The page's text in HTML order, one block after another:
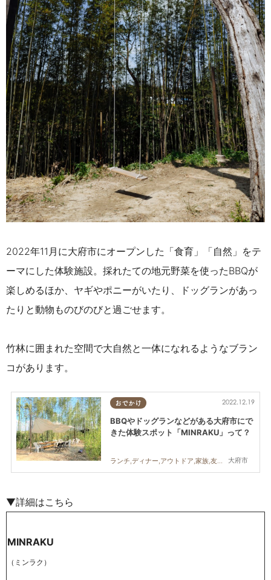
2022年11月に大府市にオープンした「食育」「自然」をテ
ーマにした体験施設。採れたての地元野菜を使ったBBQが
楽しめるほか、ヤギやポニーがいたり、ドッグランがあっ
たりと動物ものびのびと過ごせます。
竹林に囲まれた空間で大自然と一体になれるようなブラン
コがあります。
おでかけ
大府市
2022.12.19
BBQやドッグランなどがある大府市にで
きた体験スポット「MINRAKU」って？
▼詳細はこちら
MINRAKU
（ミンラク）